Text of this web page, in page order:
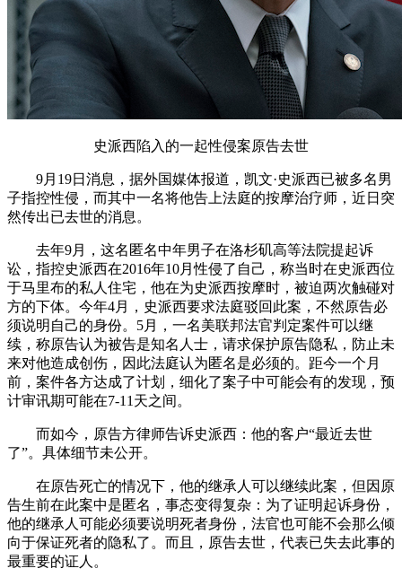
史派西陷入的一起性侵案原告去世
9月19日消息，据外国媒体报道，凯文·史派西已被多名男
子指控性侵，而其中一名将他告上法庭的按摩治疗师，近日突
然传出已去世的消息。
去年9月，这名匿名中年男子在洛杉矶高等法院提起诉
讼，指控史派西在2016年10月性侵了自己，称当时在史派西位
于马里布的私人住宅，他在为史派西按摩时，被迫两次触碰对
方的下体。今年4月，史派西要求法庭驳回此案，不然原告必
须说明自己的身份。5月，一名美联邦法官判定案件可以继
续，称原告认为被告是知名人士，请求保护原告隐私，防止未
来对他造成创伤，因此法庭认为匿名是必须的。距今一个月
前，案件各方达成了计划，细化了案子中可能会有的发现，预
计审讯期可能在7-11天之间。
而如今，原告方律师告诉史派西：他的客户“最近去世
了”。具体细节未公开。
在原告死亡的情况下，他的继承人可以继续此案，但因原
告生前在此案中是匿名，事态变得复杂：为了证明起诉身份，
他的继承人可能必须要说明死者身份，法官也可能不会那么倾
向于保证死者的隐私了。而且，原告去世，代表已失去此事的
最重要的证人。